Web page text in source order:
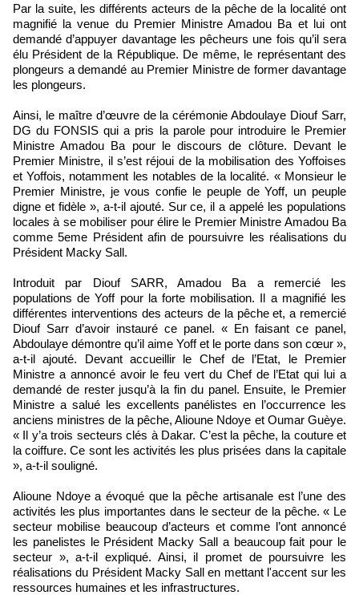
Par la suite, les différents acteurs de la pêche de la localité ont
magnifié la venue du Premier Ministre Amadou Ba et lui ont
demandé d’appuyer davantage les pêcheurs une fois qu’il sera
élu Président de la République. De même, le représentant des
plongeurs a demandé au Premier Ministre de former davantage
les plongeurs.
Ainsi, le maître d’œuvre de la cérémonie Abdoulaye Diouf Sarr,
DG du FONSIS qui a pris la parole pour introduire le Premier
Ministre Amadou Ba pour le discours de clôture. Devant le
Premier Ministre, il s’est réjoui de la mobilisation des Yoffoises
et Yoffois, notamment les notables de la localité. « Monsieur le
Premier Ministre, je vous confie le peuple de Yoff, un peuple
digne et fidèle », a-t-il ajouté. Sur ce, il a appelé les populations
locales à se mobiliser pour élire le Premier Ministre Amadou Ba
comme 5eme Président afin de poursuivre les réalisations du
Président Macky Sall.
Introduit par Diouf SARR, Amadou Ba a remercié les
populations de Yoff pour la forte mobilisation. Il a magnifié les
différentes interventions des acteurs de la pêche et, a remercié
Diouf Sarr d’avoir instauré ce panel. « En faisant ce panel,
Abdoulaye démontre qu’il aime Yoff et le porte dans son cœur »,
a-t-il ajouté. Devant accueillir le Chef de l’Etat, le Premier
Ministre a annoncé avoir le feu vert du Chef de l’Etat qui lui a
demandé de rester jusqu’à la fin du panel. Ensuite, le Premier
Ministre a salué les excellents panélistes en l’occurrence les
anciens ministres de la pêche, Alioune Ndoye et Oumar Guèye.
« Il y’a trois secteurs clés à Dakar. C’est la pêche, la couture et
la coiffure. Ce sont les activités les plus prisées dans la capitale
», a-t-il souligné.
Alioune Ndoye a évoqué que la pêche artisanale est l’une des
activités les plus importantes dans le secteur de la pêche. « Le
secteur mobilise beaucoup d’acteurs et comme l’ont annoncé
les panelistes le Président Macky Sall a beaucoup fait pour le
secteur », a-t-il expliqué. Ainsi, il promet de poursuivre les
réalisations du Président Macky Sall en mettant l'accent sur les
ressources humaines et les infrastructures.